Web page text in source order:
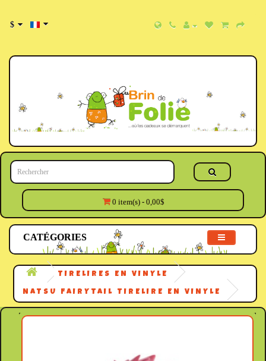
$
0 item(s) - 0,00$
CATÉGORIES
TIRELIRES EN VINYLE
NATSU FAIRYTAIL TIRELIRE EN VINYLE